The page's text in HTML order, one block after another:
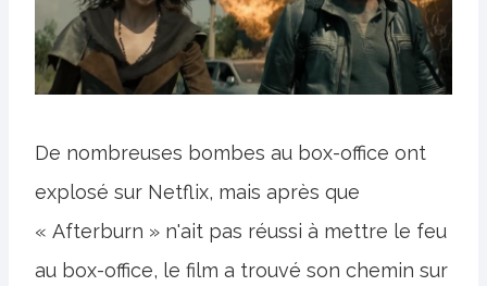
De nombreuses bombes au box-office ont
explosé sur Netflix, mais après que
« Afterburn » n'ait pas réussi à mettre le feu
au box-office, le film a trouvé son chemin sur